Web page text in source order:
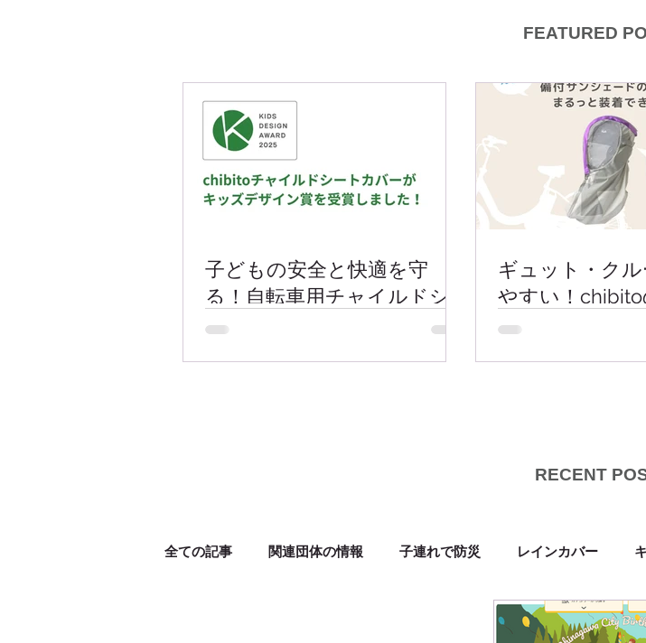
FEATURED
子どもの安全と快適を守
る！自転車用チャイルドシ
ートカバーがキッズデザイ
ギュット・クル
やすい！chibito
ドシートカバー
RECENT
全ての記事 関連団体の情報 子連れで防災 レインカバー
イベント出展 黒